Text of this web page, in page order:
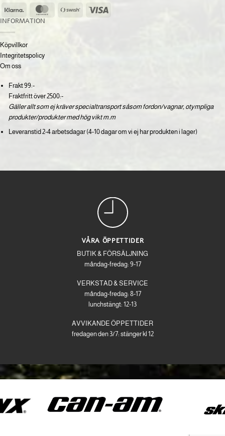
Klarna MasterCardSwish
(SE)
INFORMATION
Köpvillkor
Integritetspolicy
Om oss
Frakt 99:-
Fraktfritt över 2500:-
Gäller allt som ej kräver specialtransport såsom fordon/vagnar, otympliga
produkter/produkter med hög vikt m.m
Leveranstid 2-4 arbetsdagar (4-10 dagar om vi ej har produkten i lager)
VÅRA ÖPPETTIDER
BUTIK & FÖRSÄLJNING
måndag-fredag: 9-17
VERKSTAD & SERVICE
måndag-fredag: 8-17
lunchstängt: 12-13
AVVIKANDE ÖPPETTIDER
fredagen den 3/7: stänger kl 12